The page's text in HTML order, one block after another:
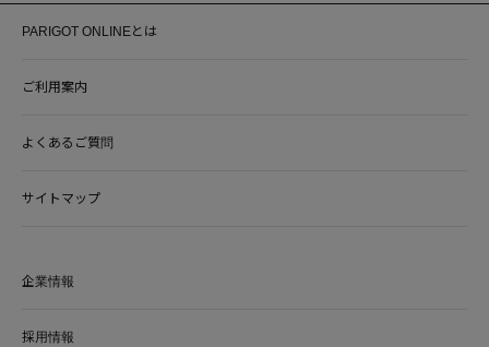
PARIGOT ONLINEとは
ご利用案内
よくあるご質問
サイトマップ
企業情報
採用情報